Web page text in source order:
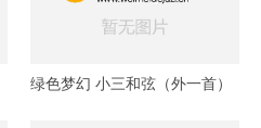
绿色梦幻 小三和弦（外一首）